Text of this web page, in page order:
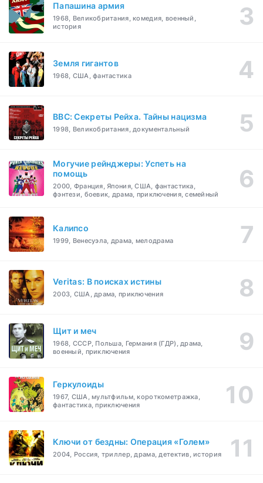
Папашина армия
1968, Великобритания, комедия, военный,
история
Земля гигантов
1968, США, фантастика
BBC: Секреты Рейха. Тайны нацизма
1998, Великобритания, документальный
Могучие рейнджеры: Успеть на
помощь
2000, Франция, Япония, США, фантастика,
фэнтези, боевик, драма, приключения, семейный
Калипсо
1999, Венесуэла, драма, мелодрама
Veritas: В поисках истины
2003, США, драма, приключения
Щит и меч
1968, СССР, Польша, Германия (ГДР), драма,
военный, приключения
Геркулоиды
1967, США, мультфильм, короткометражка,
фантастика, приключения
Ключи от бездны: Операция «Голем»
2004, Россия, триллер, драма, детектив, история